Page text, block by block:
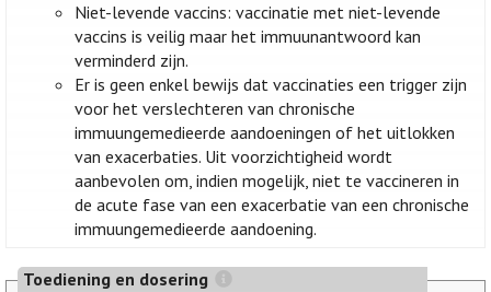
Niet-levende vaccins: vaccinatie met niet-levende
vaccins is veilig maar het immuunantwoord kan
verminderd zijn.
Er is geen enkel bewijs dat vaccinaties een trigger zijn
voor het verslechteren van chronische
immuungemedieerde aandoeningen of het uitlokken
van exacerbaties. Uit voorzichtigheid wordt
aanbevolen om, indien mogelijk, niet te vaccineren in
de acute fase van een exacerbatie van een chronische
immuungemedieerde aandoening.
Toediening en dosering